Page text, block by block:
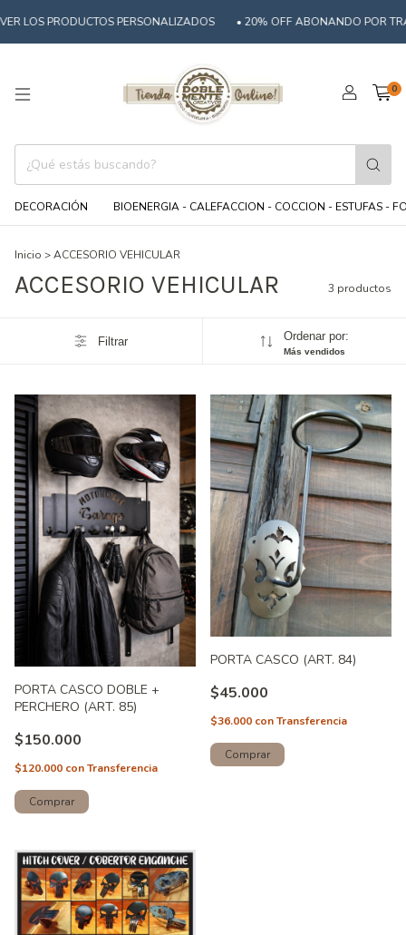
LOS PRODUCTOS PERSONALIZADOS • 20% OFF ABONANDO POR
0
DECORACIÓN BIOENERGIA - CALEFACCION - COCCION - ESTUFAS -
Inicio >ACCESORIO VEHICULAR
ACCESORIO VEHICULAR 3 productos
Filtrar Ordenar por:
Más vendidos
PORTA CASCO DOBLE +
PERCHERO (ART. 85)
$150.000
$120.000 conTransferencia
PORTA CASCO (ART. 84)
$45.000
$36.000 conTransferencia